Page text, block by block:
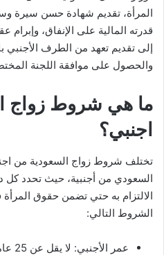
المرأة، تقديم شهادة حسن سيرة
قدرته المالية على الإنفاق،
إلى تقديم تعهد من الطرف الأجنبي
والحصول على موافقة اللجنة
ما هي شروط زواج
اجنبي؟
تختلف شروط زواج السعودية من
السعودي من أجنبية، حيث تحدد
الالتزام به حتي تضمن حقوق
الشروط التالي:
عمر الأجنبي: لا يقل عن 25 عاماً.